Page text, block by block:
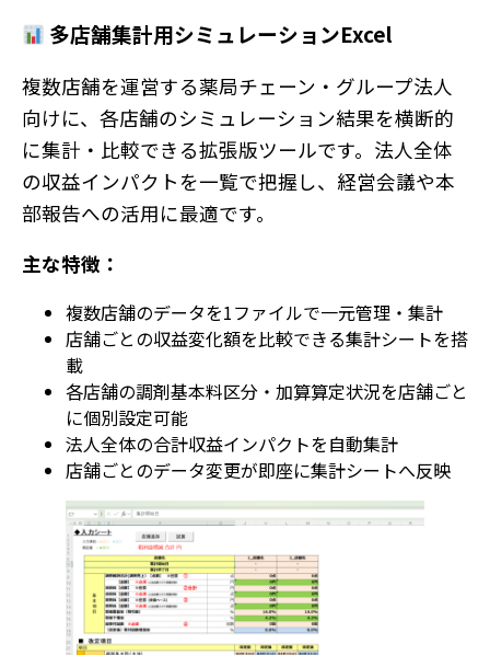
多店舗集計用シミュレーションExcel
複数店舗を運営する薬局チェーン・グループ法人
向けに、各店舗のシミュレーション結果を横断的
に集計・比較できる拡張版ツールです。法人全体
の収益インパクトを一覧で把握し、経営会議や本
部報告への活用に最適です。
主な特徴：
複数店舗のデータを1ファイルで一元管理・集計
店舗ごとの収益変化額を比較できる集計シートを搭
載
各店舗の調剤基本料区分・加算算定状況を店舗ごと
に個別設定可能
法人全体の合計収益インパクトを自動集計
店舗ごとのデータ変更が即座に集計シートへ反映
最新三大オプション
薬歴navi AI